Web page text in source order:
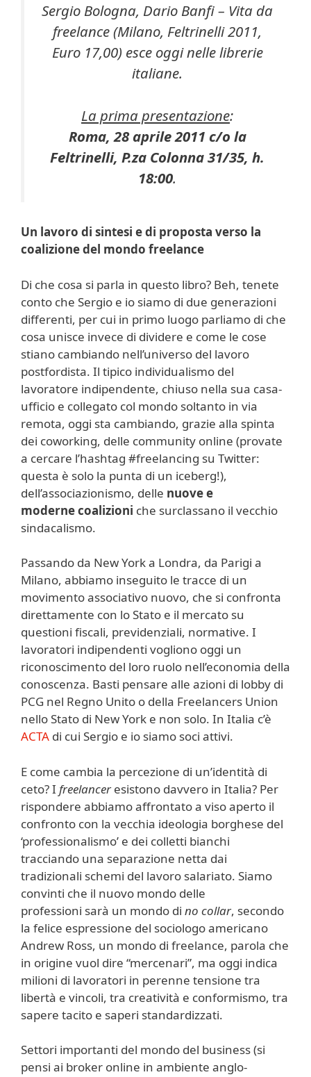
Sergio Bologna, Dario Banfi – Vita da
freelance(Milano, Feltrinelli 2011,
Euro 17,00) esce oggi nelle librerie
italiane.
La prima presentazione:
Roma, 28 aprile 2011 c/o la
Feltrinelli, P.za Colonna 31/35, h.
18:00.
Un lavoro di sintesi e di proposta verso la
coalizione del mondo freelance
Di che cosa si parla in questo libro? Beh, tenete
conto che Sergio e io siamo di due generazioni
differenti, per cui in primo luogo parliamo di che
cosa unisce invece di dividere e come le cose
stiano cambiando nell’universo del lavoro
postfordista. Il tipico individualismo del
lavoratore indipendente, chiuso nella sua casa-
ufficio e collegato col mondo soltanto in via
remota, oggi sta cambiando, grazie alla spinta
dei coworking, delle community online (provate
a cercare l’hashtag #freelancing su Twitter:
questa è solo la punta di un iceberg!),
dell’associazionismo, delle nuove e
moderne coalizioni che surclassano il vecchio
sindacalismo.
Passando da New York a Londra, da Parigi a
Milano, abbiamo inseguito le tracce di un
movimento associativo nuovo, che si confronta
direttamente con lo Stato e il mercato su
questioni fiscali, previdenziali, normative. I
lavoratori indipendenti vogliono oggi un
riconoscimento del loro ruolo nell’economia della
conoscenza. Basti pensare alle azioni di lobby di
PCG nel Regno Unito o della Freelancers Union
nello Stato di New York e non solo. In Italia c’è
ACTA di cui Sergio e io siamo soci attivi.
E come cambia la percezione di un’identità di
ceto? I freelanceresistono davvero in Italia? Per
rispondere abbiamo affrontato a viso aperto il
confronto con la vecchia ideologia borghese del
‘professionalismo’ e dei colletti bianchi
tracciando una separazione netta dai
tradizionali schemi del lavoro salariato. Siamo
convinti che il nuovo mondo delle
professioni sarà un mondo di no collar, secondo
la felice espressione del sociologo americano
Andrew Ross, un mondo di freelance, parola che
in origine vuol dire “mercenari”, ma oggi indica
milioni di lavoratori in perenne tensione tra
libertà e vincoli, tra creatività e conformismo, tra
sapere tacito e saperi standardizzati.
Settori importanti del mondo del business (si
pensi ai broker online in ambiente anglo-